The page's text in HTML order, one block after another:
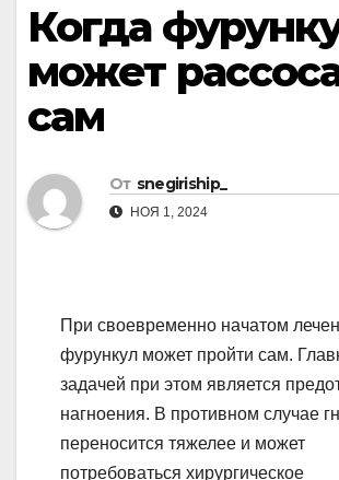
Когда
может
сам
От snegiriship_
НОЯ 1, 2024
При своевременно начатом
фурункул может пройти сам.
задачей при этом является
нагноения. В противном случае
переносится тяжелее и может
потребоваться хирургическое